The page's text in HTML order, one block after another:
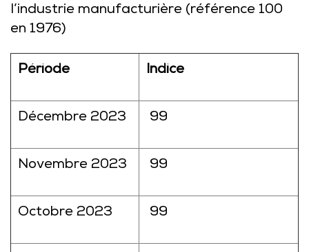
l’industrie manufacturière (référence 100
en 1976)
Période Indice
Décembre 2023 99
Novembre 2023 99
Octobre 2023 99